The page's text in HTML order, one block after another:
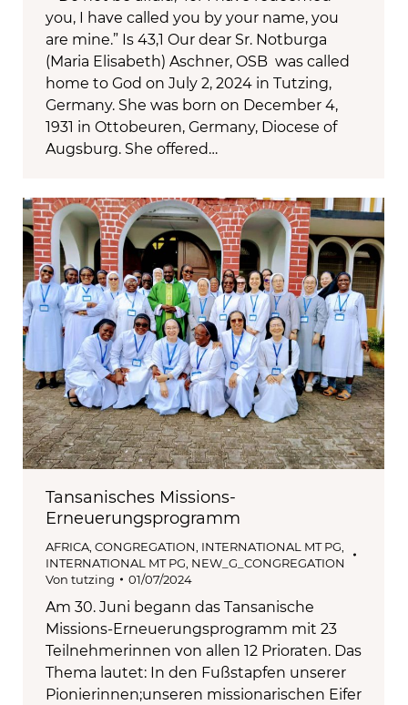
you, I have called you by your name, you
are mine.” Is 43,1 Our dear Sr. Notburga
(Maria Elisabeth) Aschner, OSB was called
home to God on July 2, 2024 in Tutzing,
Germany. She was born on December 4,
1931 in Ottobeuren, Germany, Diocese of
Augsburg. She offered…
Tansanisches Missions-
Erneuerungsprogramm
AFRICA CONGREGATION INTERNATIONAL MT PG
INTERNATIONAL MT PG NEW_G_CONGREGATION
Von tutzing 01/07/2024
Am 30. Juni begann das Tansanische
Missions-Erneuerungsprogramm mit 23
Teilnehmerinnen von allen 12 Prioraten. Das
Thema lautet: In den Fußstapfen unserer
Pionierinnen;unseren missionarischen Eifer